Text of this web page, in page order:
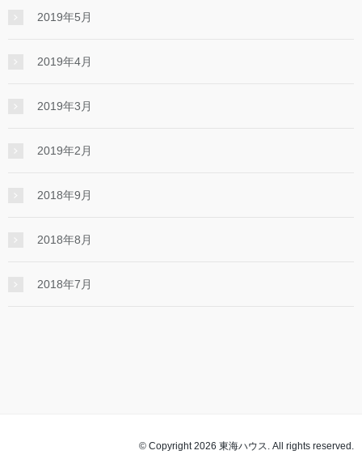
2019年5月
2019年4月
2019年3月
2019年2月
2018年9月
2018年8月
2018年7月
© Copyright 2026 東海ハウス. All rights reserved.